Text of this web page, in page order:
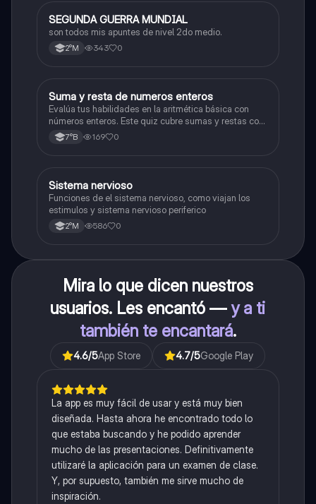
Historia
SEGUNDA GUERRA MUNDIAL
son todos mis apuntes de nivel 2do medio.
2°M 343 0
SMatemáticas
Suma y resta de numeros enteros
Evalúa tus habilidades en la aritmética básica con
números enteros. Este quiz cubre sumas y restas con
números positivos y negativos.
7°B 169 0
SBiología
Sistema nervioso
Funciones de el sistema nervioso, como viajan los
estimulos y sistema nervioso periferico
2°M 586 0
Mira lo que dicen nuestros
usuarios. Les encantó —y a ti
también te encantará.
4.6/5App Store 4.7/5Google Play
La app es muy fácil de usar y está muy bien
diseñada. Hasta ahora he encontrado todo lo
que estaba buscando y he podido aprender
mucho de las presentaciones. Definitivamente
utilizaré la aplicación para un examen de clase.
Y, por supuesto, también me sirve mucho de
inspiración.